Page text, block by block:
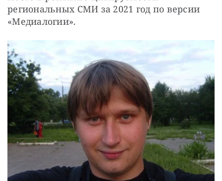
региональных СМИ за 2021 год по версии
«Медиалогии».